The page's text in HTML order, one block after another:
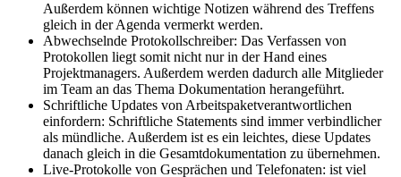
Außerdem können wichtige Notizen während des Treffens
gleich in der Agenda vermerkt werden.
Abwechselnde Protokollschreiber: Das Verfassen von
Protokollen liegt somit nicht nur in der Hand eines
Projektmanagers. Außerdem werden dadurch alle Mitglieder
im Team an das Thema Dokumentation herangeführt.
Schriftliche Updates von Arbeitspaketverantwortlichen
einfordern: Schriftliche Statements sind immer verbindlicher
als mündliche. Außerdem ist es ein leichtes, diese Updates
danach gleich in die Gesamtdokumentation zu übernehmen.
Live-Protokolle von Gesprächen und Telefonaten: ist viel